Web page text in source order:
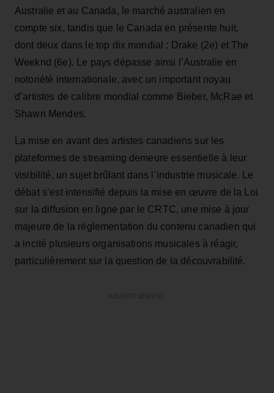
Australie et au Canada, le marché australien en
compte six, tandis que le Canada en présente huit,
dont deux dans le top dix mondial : Drake (2e) et The
Weeknd (6e). Le pays dépasse ainsi l’Australie en
notoriété internationale, avec un important noyau
d’artistes de calibre mondial comme Bieber, McRae et
Shawn Mendes.
La mise en avant des artistes canadiens sur les
plateformes de streaming demeure essentielle à leur
visibilité, un sujet brûlant dans l’industrie musicale. Le
débat s’est intensifié depuis la mise en œuvre de la Loi
sur la diffusion en ligne par le CRTC, une mise à jour
majeure de la réglementation du contenu canadien qui
a incité plusieurs organisations musicales à réagir,
particulièrement sur la question de la découvrabilité.